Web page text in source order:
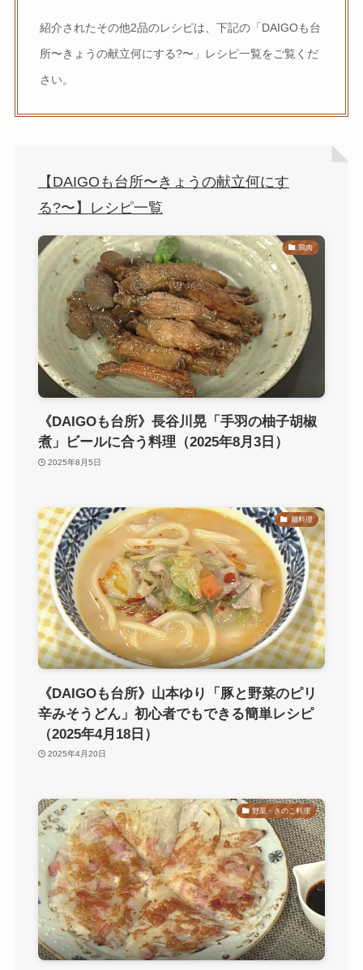
紹介されたその他2品のレシピは、下記の「DAIGOも台
所〜きょうの献立何にする?〜」レシピ一覧をご覧くだ
さい。
【DAIGOも台所〜きょうの献立何にす
る?〜】レシピ一覧
鶏肉
《DAIGOも台所》長谷川晃「手羽の柚子胡椒
煮」ビールに合う料理（2025年8月3日）
2025年8月5日
麺料理
《DAIGOも台所》山本ゆり「豚と野菜のピリ
辛みそうどん」初心者でもできる簡単レシピ
（2025年4月18日）
2025年4月20日
野菜・きのこ料理